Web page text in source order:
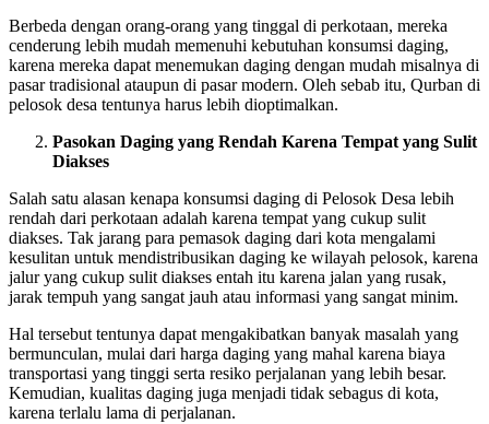
Berbeda dengan orang-orang yang tinggal di perkotaan, mereka
cenderung lebih mudah memenuhi kebutuhan konsumsi daging,
karena mereka dapat menemukan daging dengan mudah misalnya di
pasar tradisional ataupun di pasar modern. Oleh sebab itu, Qurban di
pelosok desa tentunya harus lebih dioptimalkan.
Pasokan Daging yang Rendah Karena Tempat yang Sulit
Diakses
Salah satu alasan kenapa konsumsi daging di Pelosok Desa lebih
rendah dari perkotaan adalah karena tempat yang cukup sulit
diakses. Tak jarang para pemasok daging dari kota mengalami
kesulitan untuk mendistribusikan daging ke wilayah pelosok, karena
jalur yang cukup sulit diakses entah itu karena jalan yang rusak,
jarak tempuh yang sangat jauh atau informasi yang sangat minim.
Hal tersebut tentunya dapat mengakibatkan banyak masalah yang
bermunculan, mulai dari harga daging yang mahal karena biaya
transportasi yang tinggi serta resiko perjalanan yang lebih besar.
Kemudian, kualitas daging juga menjadi tidak sebagus di kota,
karena terlalu lama di perjalanan.